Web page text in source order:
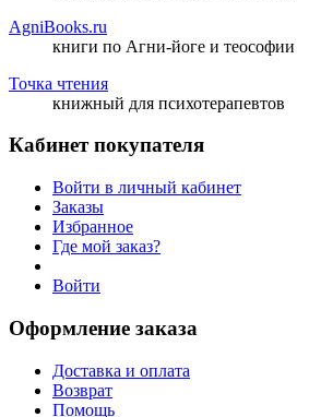
AgniBooks.ru
книги по Агни-йоге и теософии
Точка чтения
книжный для психотерапевтов
Кабинет покупателя
Войти в личный кабинет
Заказы
Избранное
Где мой заказ?
Войти
Оформление заказа
Доставка и оплата
Возврат
Помощь